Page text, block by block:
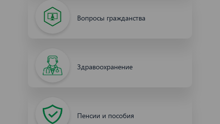
Вопросы гражданства
Здравоохранение
Пенсии и пособия